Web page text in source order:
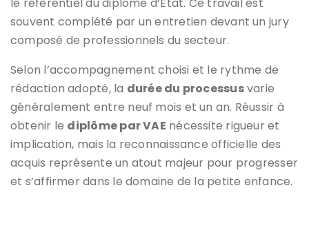
souvent complété par un entretien devant un jury
composé de professionnels du secteur.
Selon l’accompagnement choisi et le rythme de
rédaction adopté, la durée du processusvarie
généralement entre neuf mois et un an. Réussir à
obtenir le diplôme par VAE nécessite rigueur et
implication, mais la reconnaissance officielle des
acquis représente un atout majeur pour progresser
et s’affirmer dans le domaine de la petite enfance.